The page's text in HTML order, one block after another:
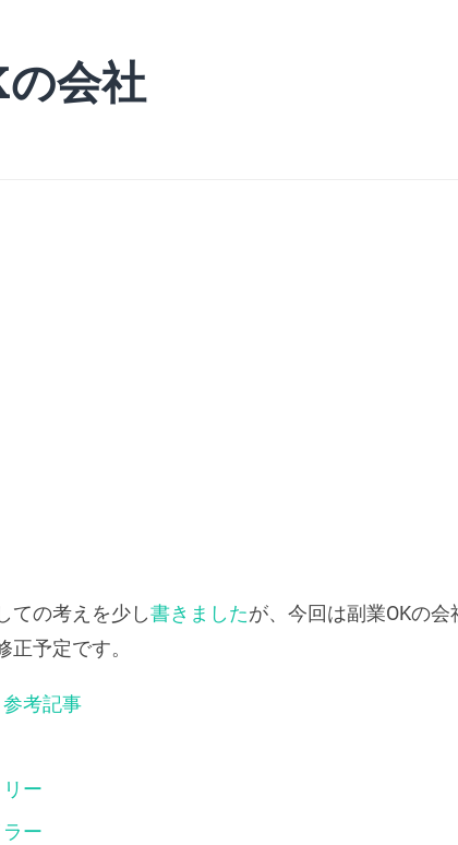
会社
ての考えを少し書きましたが、今回は副業OKの会
正予定です。
参考記事
ー
ー